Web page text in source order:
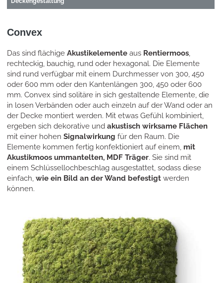
Convex
Das sind flächigeAkustikelemente aus Rentiermoos,
rechteckig, bauchig, rund oder hexagonal. Die Elemente
sind rund verfügbar mit einem Durchmesser von 300, 450
oder 600 mm oder den Kantenlängen 300, 450 oder 600
mm. Convex sind solitäre in sich gestaltende Elemente, die
in losen Verbänden oder auch einzeln auf der Wand oder an
der Decke montiert werden. Mit etwas Gefühl kombiniert,
ergeben sich dekorative undakustisch wirksame Flächen
mit einer hohenSignalwirkung für den Raum. Die
Elemente kommen fertig konfektioniert auf einem, mit
Akustikmoos ummantelten, MDF Träger. Sie sind mit
einem Schlüssellochbeschlag ausgestattet, sodass diese
einfach,wie ein Bild an der Wand befestigt werden
können.